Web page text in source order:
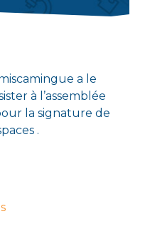
a le
à l’assemblée
la signature de
.